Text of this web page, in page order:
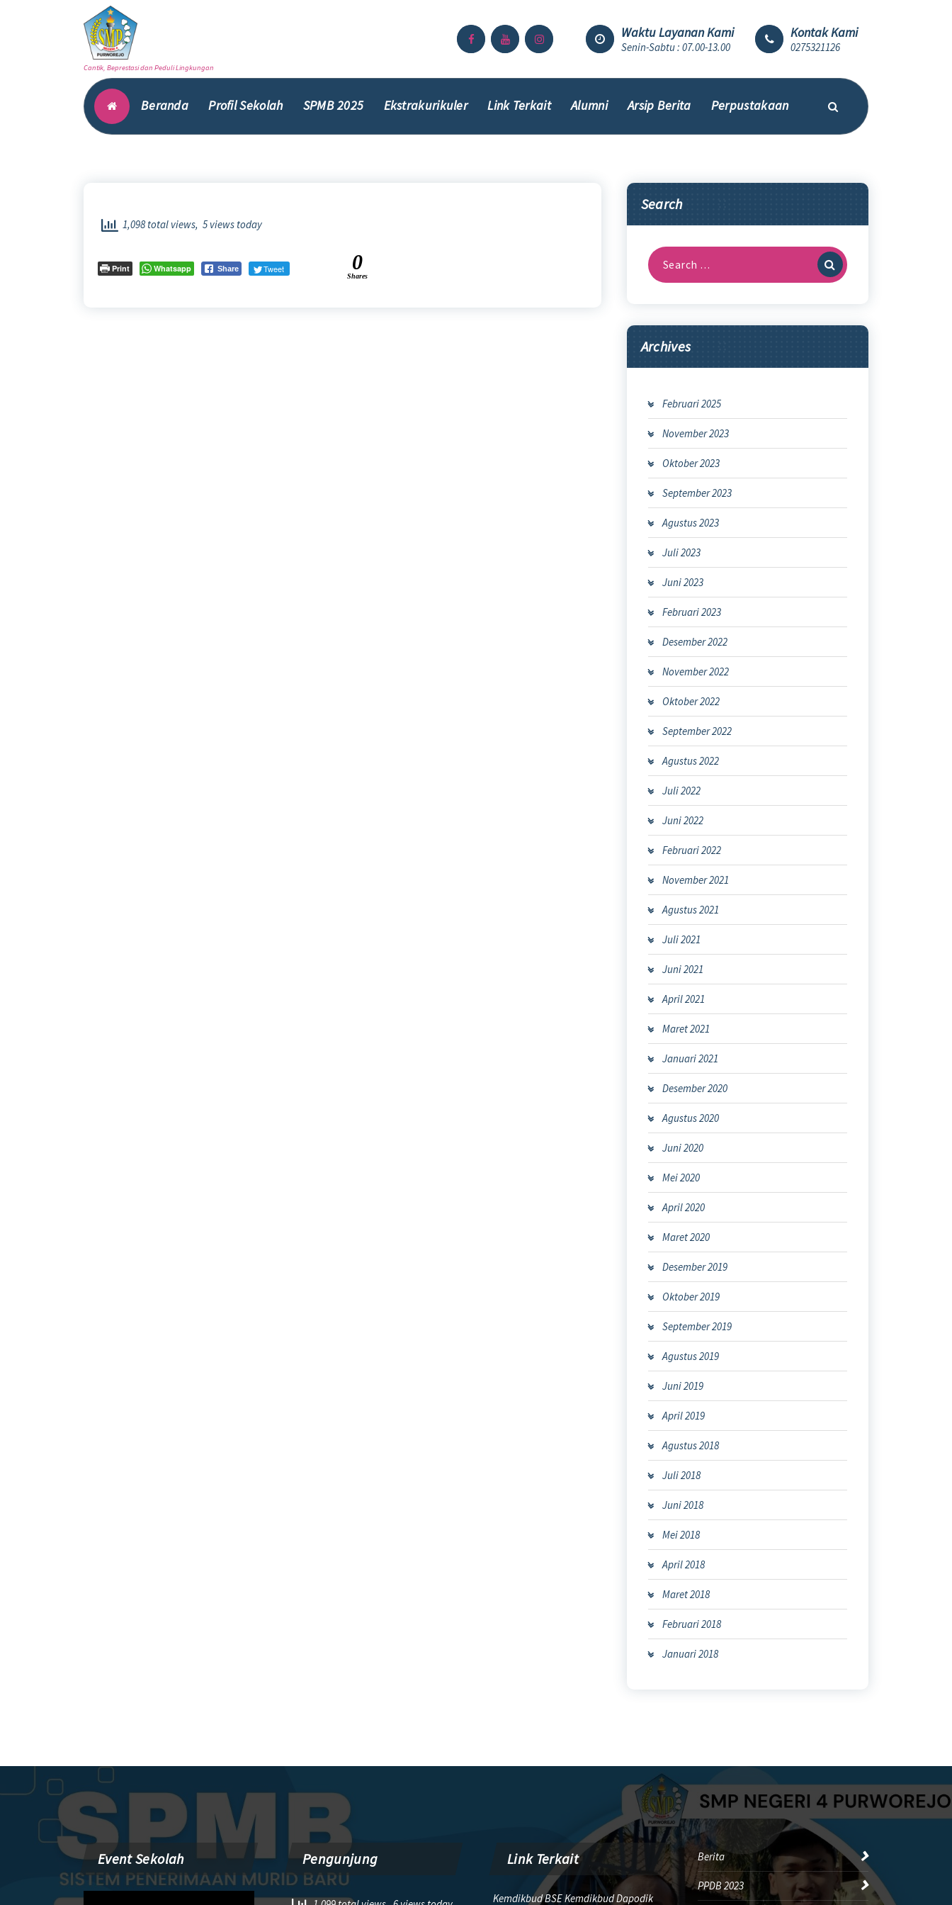
Cantik, Beprestasi dan Peduli Lingkungan
Waktu Layanan Kami
Senin-Sabtu : 07.00-13.00
Kontak Kami
0275321126
Beranda Profil Sekolah SPMB 2025 Ekstrakurikuler Link Terkait Alumni Arsip Berita Perpustakaan
1,098 total views, 5 views today
Print Whatsapp Share Tweet 0
Shares
Search
Search
for:
Archives
Februari 2025
November 2023
Oktober 2023
September 2023
Agustus 2023
Juli 2023
Juni 2023
Februari 2023
Desember 2022
November 2022
Oktober 2022
September 2022
Agustus 2022
Juli 2022
Juni 2022
Februari 2022
November 2021
Agustus 2021
Juli 2021
Juni 2021
April 2021
Maret 2021
Januari 2021
Desember 2020
Agustus 2020
Juni 2020
Mei 2020
April 2020
Maret 2020
Desember 2019
Oktober 2019
September 2019
Agustus 2019
Juni 2019
April 2019
Agustus 2018
Juli 2018
Juni 2018
Mei 2018
April 2018
Maret 2018
Februari 2018
Januari 2018
Event Sekolah
Pemutar
Pengunjung Link Terkait
Kemdikbud BSE Kemdikbud Dapodik
Berita
PPDB 2023